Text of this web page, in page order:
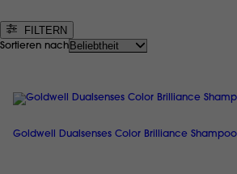
FILTERN
Sortieren nach
Goldwell Dualsenses Color Brilliance Shampoo